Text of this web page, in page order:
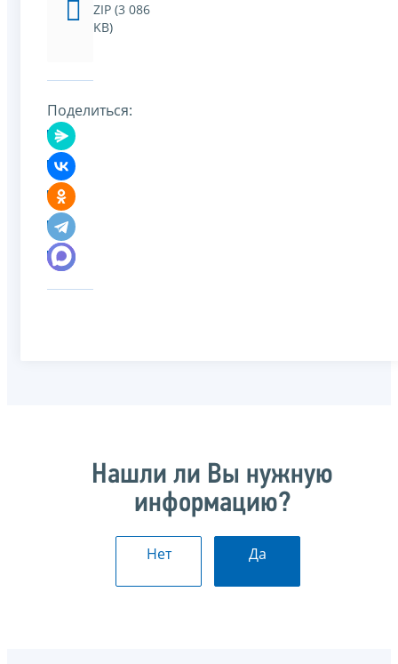
ZIP (3 086
KB)
Поделиться:
Нашли ли Вы нужную
информацию?
Нет Да